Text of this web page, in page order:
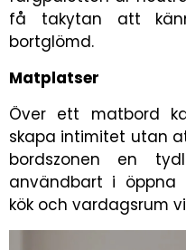
få takytan att
bortglömd.
Matplatser
Över ett matbord
skapa intimitet utan
bordszonen en
användbart i öppna
kök och vardagsrum